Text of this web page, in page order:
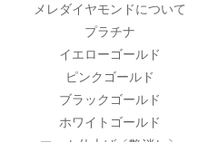
メレダイヤモンドについて
プラチナ
イエローゴールド
ピンクゴールド
ブラックゴールド
ホワイトゴールド